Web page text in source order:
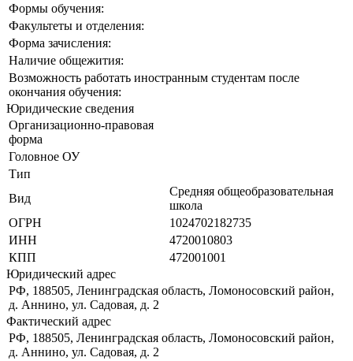
Формы обучения:
Факультеты и отделения:
Форма зачисления:
Наличие общежития:
Возможность работать иностранным студентам после
окончания обучения:
Юридические сведения
Организационно-правовая
форма
Головное ОУ
Тип
Вид
Средняя общеобразовательная
школа
ОГРН
1024702182735
ИНН
4720010803
КПП
472001001
Юридический адрес
РФ, 188505, Ленинградская область, Ломоносовский район,
д. Аннино, ул. Садовая, д. 2
Фактический адрес
РФ, 188505, Ленинградская область, Ломоносовский район,
д. Аннино, ул. Садовая, д. 2